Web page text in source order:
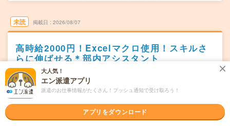
未読 掲載日 2026/08/07
高時給2000円！Excelマクロ使用！スキルさ
らに伸ばせる＊部内アシスタント
職種未経験OK
派遣
勤務地
東京都港区
浜松町駅から徒歩4分／大門(東京都)駅から徒歩1分
大人気！
エン派遣アプリ
派遣のお仕事情報がたくさん！プッシュ通知で受け取ろう！
アプリをダウンロード